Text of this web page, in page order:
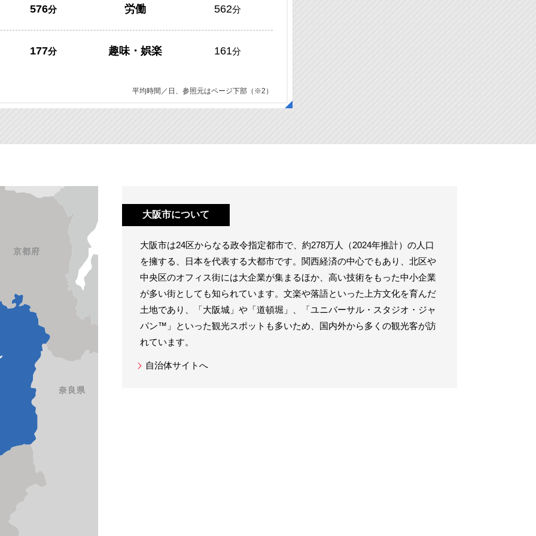
576分 労働 562分
177分 趣味・娯楽 161分
平均時間／日、参照元はページ下部（※2）
大阪市について
大阪市は24区からなる政令指定都市で、約278万人（2024年推計）の人口
を擁する、日本を代表する大都市です。関西経済の中心でもあり、北区や
中央区のオフィス街には大企業が集まるほか、高い技術をもった中小企業
が多い街としても知られています。文楽や落語といった上方文化を育んだ
土地であり、「大阪城」や「道頓堀」、「ユニバーサル・スタジオ・ジャ
パン™」といった観光スポットも多いため、国内外から多くの観光客が訪
れています。
自治体サイトへ